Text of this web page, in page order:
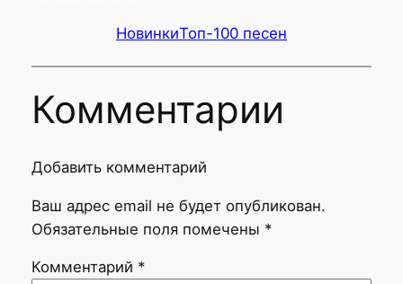
НовинкиТоп-100 песен
Комментарии
Добавить комментарий
Ваш адрес email не будет опубликован.
Обязательные поля помечены *
Комментарий *